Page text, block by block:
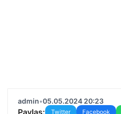
admin•05.05.2024 20:23
Paylaş: Twitter Facebook